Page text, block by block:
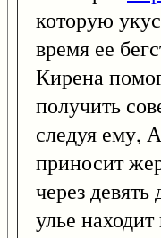
которую
время ее
Кирена
получить
следуя ему,
приносит
через
улье